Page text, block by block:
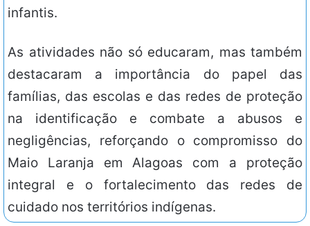
infantis.
As atividades não só educaram, mas também
destacaram a importância do papel das
famílias, das escolas e das redes de proteção
na identificação e combate a abusos e
negligências, reforçando o compromisso do
Maio Laranja em Alagoas com a proteção
integral e o fortalecimento das redes de
cuidado nos territórios indígenas.